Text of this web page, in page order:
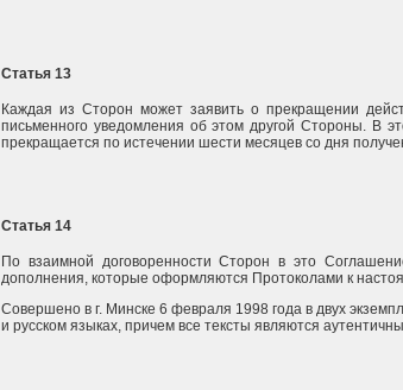
Статья 13
Каждая из Сторон может заявить о прекращении
письменного уведомления об этом другой Стороны. В
прекращается по истечении шести месяцев со дня
Статья 14
По взаимной договоренности Сторон в это
дополнения, которые оформляются Протоколами к
Совершено в г. Минске 6 февраля 1998 года в двух
и русском языках, причем все тексты являются